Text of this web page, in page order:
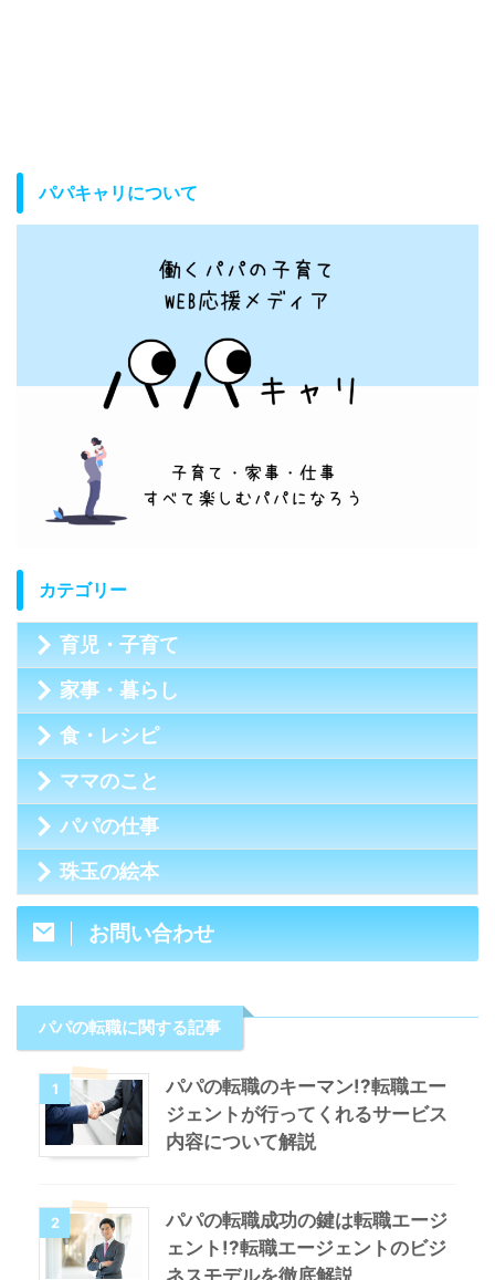
パパキャリについて
カテゴリー
育児・子育て
家事・暮らし
食・レシピ
ママのこと
パパの仕事
珠玉の絵本
お問い合わせ
パパの転職に関する記事
1
パパの転職のキーマン!?転職エー
ジェントが行ってくれるサービス
内容について解説
2
パパの転職成功の鍵は転職エージ
ェント!?転職エージェントのビジ